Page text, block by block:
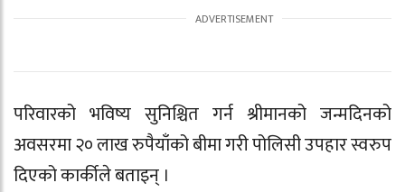
परिवारको भविष्य सुनिश्चित गर्न श्रीमानको जन्मदिनको
अवसरमा २० लाख रुपैयाँको बीमा गरी पोलिसी उपहार स्वरुप
दिएको कार्कीले बताइन् ।